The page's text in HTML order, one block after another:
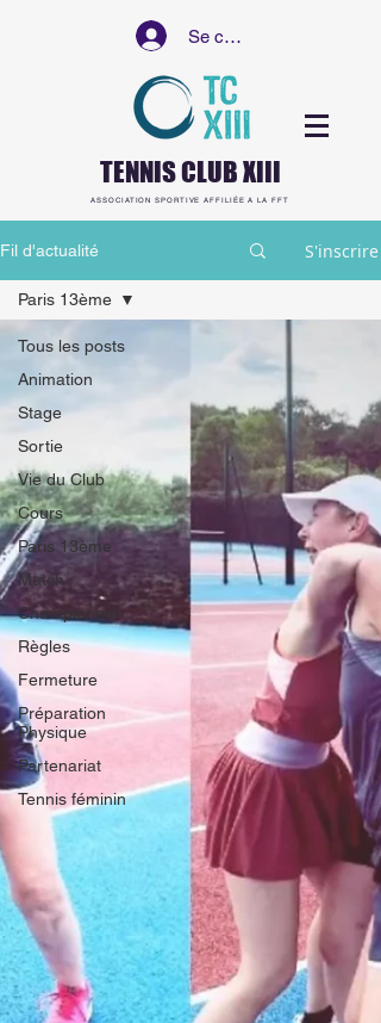
Se connecter
TENNIS CLUB XIII
ASSOCIATION SPORTIVE AFFILIÉE A LA FFT
Fil d'actualité S'inscrire
Tous les posts
Animation
Stage
Sortie
Vie du Club
Cours
Paris 13ème
Match
Championnat
Règles
Fermeture
Préparation
Physique
Partenariat
Tennis féminin
Paris 13ème